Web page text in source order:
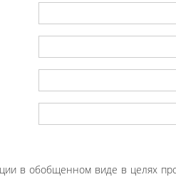
в обобщенном виде в целях